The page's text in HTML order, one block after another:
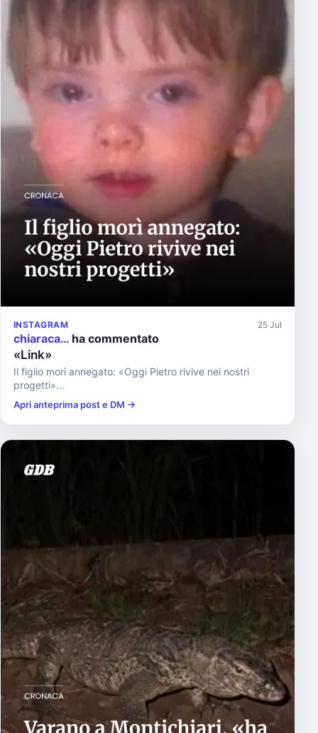
INSTAGRAM 25 Jul
chiaraca… ha commentato
«Link»
Il figlio morì annegato: «Oggi Pietro rivive nei nostri
progetti»...
Apri anteprima post e DM →